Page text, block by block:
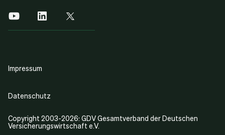
Copyright 2003-2026: GDV Gesamtverband der Deutschen
Versicherungswirtschaft e.V.
Impressum
Datenschutz